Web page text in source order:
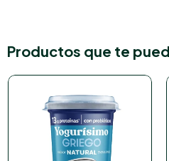
Productos que te